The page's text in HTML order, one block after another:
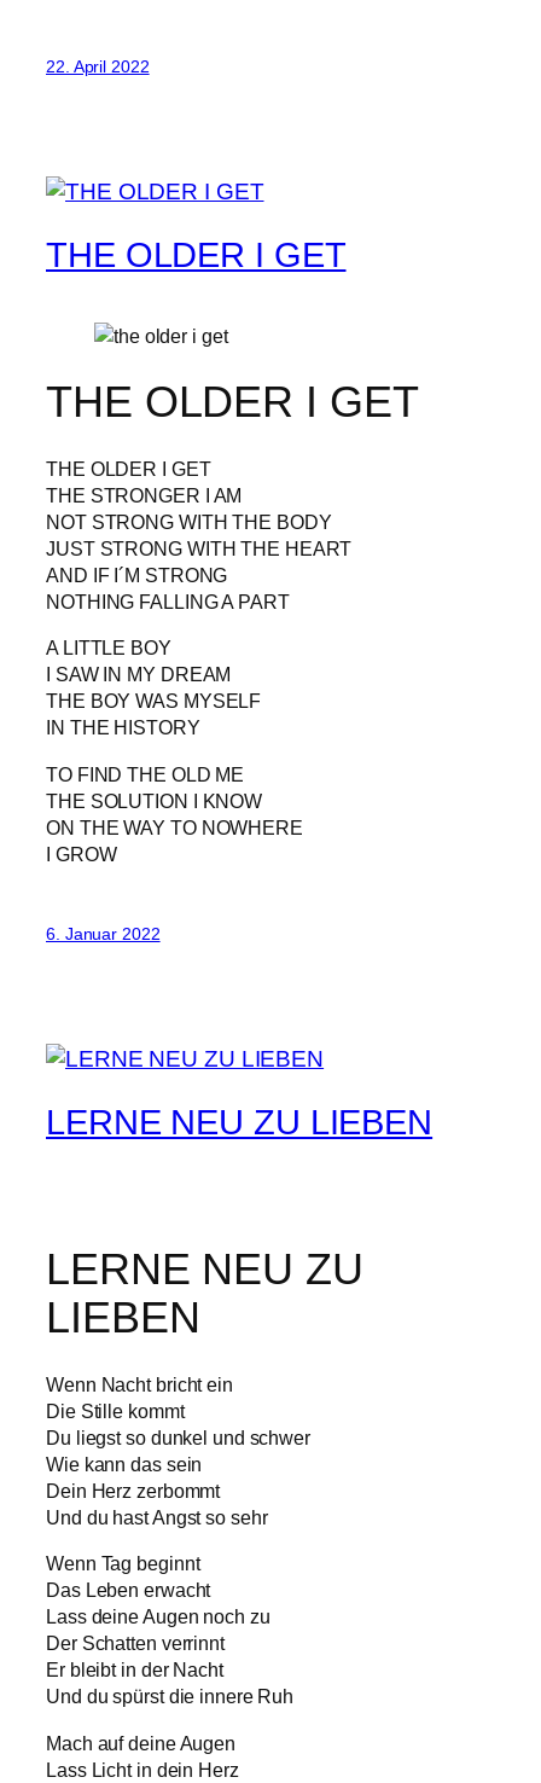
22. April 2022
THE OLDER I GET
THE OLDER I GET
THE OLDER I GET
THE STRONGER I AM
NOT STRONG WITH THE BODY
JUST STRONG WITH THE HEART
AND IF I´M STRONG
NOTHING FALLING A PART
A LITTLE BOY
I SAW IN MY DREAM
THE BOY WAS MYSELF
IN THE HISTORY
TO FIND THE OLD ME
THE SOLUTION I KNOW
ON THE WAY TO NOWHERE
I GROW
6. Januar 2022
LERNE NEU ZU LIEBEN
LERNE NEU ZU
LIEBEN
Wenn Nacht bricht ein
Die Stille kommt
Du liegst so dunkel und schwer
Wie kann das sein
Dein Herz zerbommt
Und du hast Angst so sehr
Wenn Tag beginnt
Das Leben erwacht
Lass deine Augen noch zu
Der Schatten verrinnt
Er bleibt in der Nacht
Und du spürst die innere Ruh
Mach auf deine Augen
Lass Licht in dein Herz